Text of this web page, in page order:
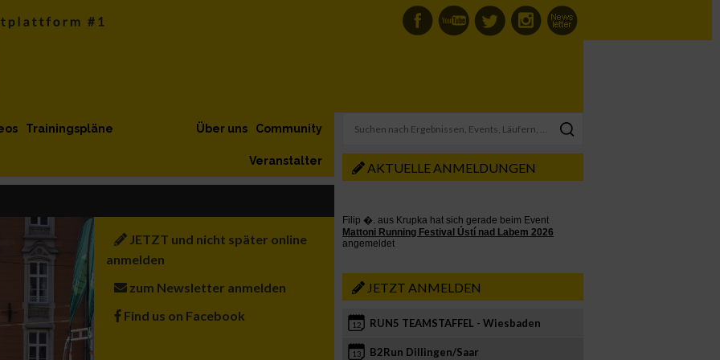
Trainingspläne Community
Über uns
Veranstalter
JETZT und nicht später online
anmelden
zum Newsletter anmelden
Find us on Facebook
AKTUELLE ANMELDUNGEN
JETZT ANMELDEN
12 RUN5 TEAMSTAFFEL - Wiesbaden
13 B2Run Dillingen/Saar